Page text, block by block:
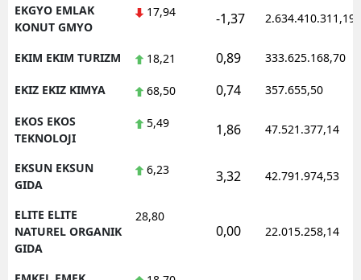
EKGYO EMLAK
KONUT GMYO
17,94 -1,37 2.634.410.311,19
EKIM EKIM TURIZM 18,21 0,89 333.625.168,70
EKIZ EKIZ KIMYA 68,50 0,74 357.655,50
EKOS EKOS
TEKNOLOJI
5,49 1,86 47.521.377,14
EKSUN EKSUN
GIDA
6,23 3,32 42.791.974,53
ELITE ELITE
NATUREL ORGANIK
GIDA
28,80
0,00 22.015.258,14